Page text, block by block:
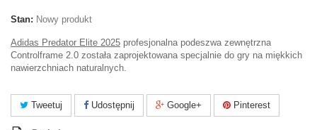
Stan: Nowy produkt
Adidas Predator Elite 2025 profesjonalna podeszwa zewnętrzna
Controlframe 2.0 została zaprojektowana specjalnie do gry na miękkich
nawierzchniach naturalnych.
Tweetuj Udostępnij Google+ Pinterest